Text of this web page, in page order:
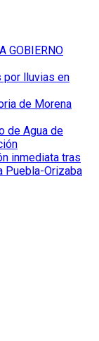
GOBIERNO
por lluvias en
de Morena
de Agua de
inmediata tras
Puebla-Orizaba